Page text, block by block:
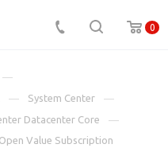
0
System Center
Datacenter Core
Value Subscription